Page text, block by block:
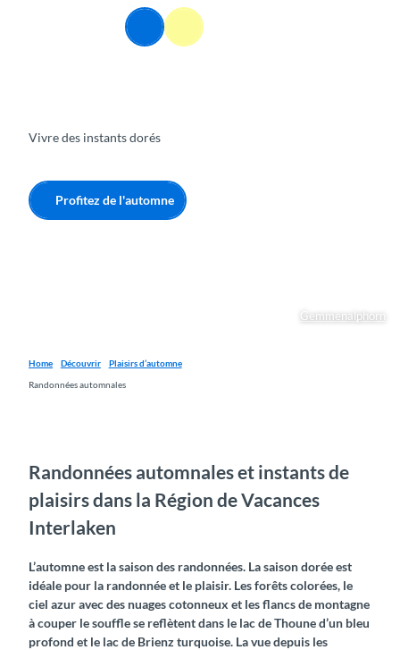
Recherche
Menu
Gemmenalphorn
Vivre des instants dorés
Profitez de l'automne
Home Découvrir
Plaisirs d’automne
Randonnées automnales
Randonnées automnales et instants de
plaisirs dans la Région de Vacances
Interlaken
L’automne est la saison des randonnées. La saison dorée est
idéale pour la randonnée et le plaisir. Les forêts colorées, le
ciel azur avec des nuages cotonneux et les flancs de montagne
à couper le souffle se reflètent dans le lac de Thoune d’un bleu
profond et le lac de Brienz turquoise. La vue depuis les